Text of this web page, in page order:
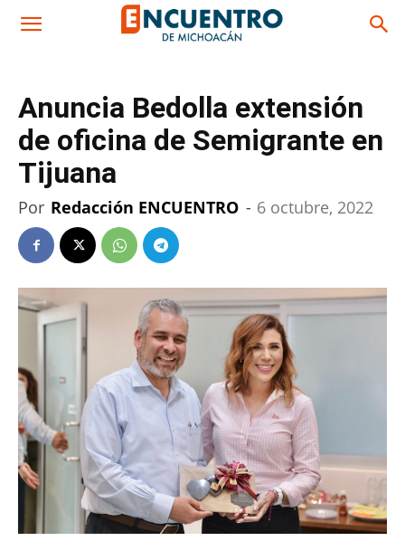
Anuncia Bedolla extensión
de oficina de Semigrante en
Tijuana
Por Redacción ENCUENTRO - 6 octubre, 2022